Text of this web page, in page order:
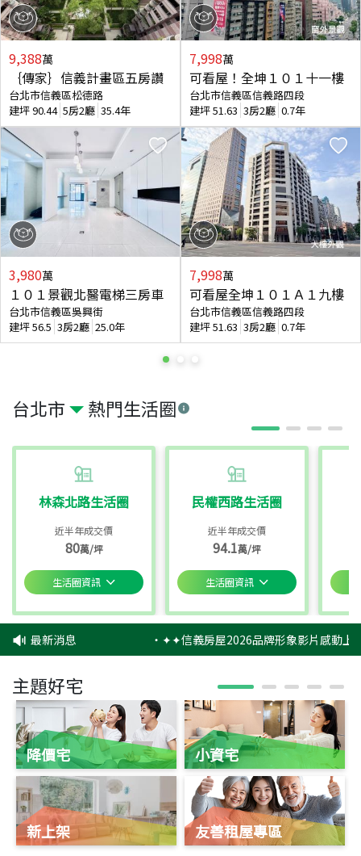
台北市 熱門生活圈
林森北路生活圈
近半年成交價
80萬/坪
生活圈資訊
民權西路生活圈
近半年成交價
94.1萬/坪
生活圈資訊
9,388萬
｛傳家｝信義計畫區五房讚
台北市信義區松德路
建坪90.44 5房2廳 35.4年
3,980萬
１０１景觀北醫電梯三房車
台北市信義區吳興街
建坪56.5 3房2廳 25.0年
7,998萬
可看屋！全坤１０１十一樓
台北市信義區信義路四段
建坪51.63 3房2廳 0.7年
7,998萬
可看屋全坤１０１Ａ１九樓
台北市信義區信義路四段
建坪51.63 3房2廳 0.7年
最新消息 ‧✦✦信義房屋2026品牌形象影片感動上
主題好宅
降價宅
新上架
小資宅
友善租屋專區